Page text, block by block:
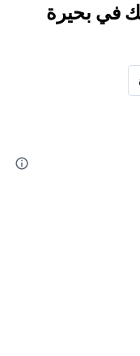
في بحيرة